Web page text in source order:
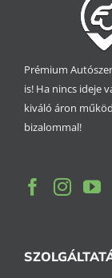
Prémium
is! Ha nincs ideje
kiváló áron
bizalommal!